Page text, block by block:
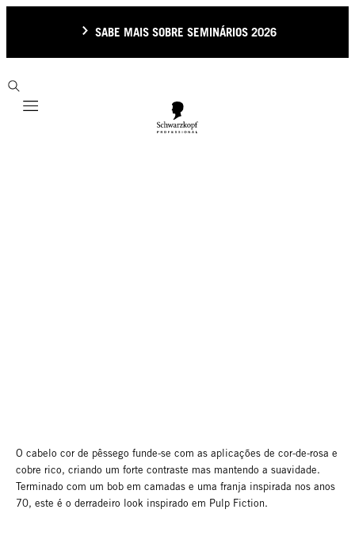
SABE MAIS SOBRE SEMINÁRIOS 2026
Mobile navigation
O cabelo cor de pêssego funde-se com as aplicações de cor-de-rosa e
cobre rico, criando um forte contraste mas mantendo a suavidade.
Terminado com um bob em camadas e uma franja inspirada nos anos
70, este é o derradeiro look inspirado em Pulp Fiction.